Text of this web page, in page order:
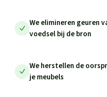
We elimineren geuren
voedsel bij de bron
We herstellen de
je meubels